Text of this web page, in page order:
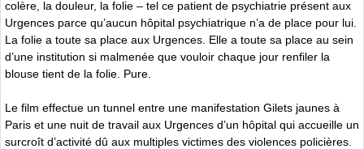
colère, la douleur, la folie – tel ce patient de psychiatrie présent aux
Urgences parce qu’aucun hôpital psychiatrique n’a de place pour lui.
La folie a toute sa place aux Urgences. Elle a toute sa place au sein
d’une institution si malmenée que vouloir chaque jour renfiler la
blouse tient de la folie. Pure.
Le film effectue un tunnel entre une manifestation Gilets jaunes à
Paris et une nuit de travail aux Urgences d’un hôpital qui accueille un
surcroît d’activité dû aux multiples victimes des violences policières.